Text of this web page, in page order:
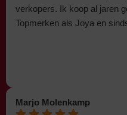
verkopers. Ik koop al jaren
Topmerken als Joya en
Marjo Molenkamp